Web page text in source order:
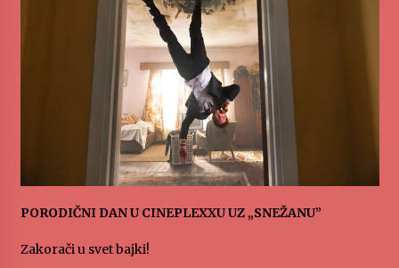
PORODIČNI DAN U CINEPLEXXU UZ „SNEŽANU”
Zakorači u svet bajki!